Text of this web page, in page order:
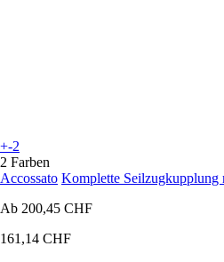
+-2
2 Farben
Accossato Komplette Seilzugkupplung
Ab 200,45 CHF
161,14 CHF